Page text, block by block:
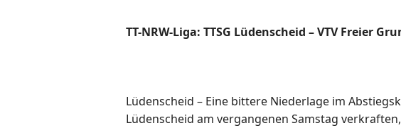
TT-NRW-Liga: TTSG Lüdenscheid – VTV Freier
Lüdenscheid – Eine bittere Niederlage im
Lüdenscheid am vergangenen Samstag